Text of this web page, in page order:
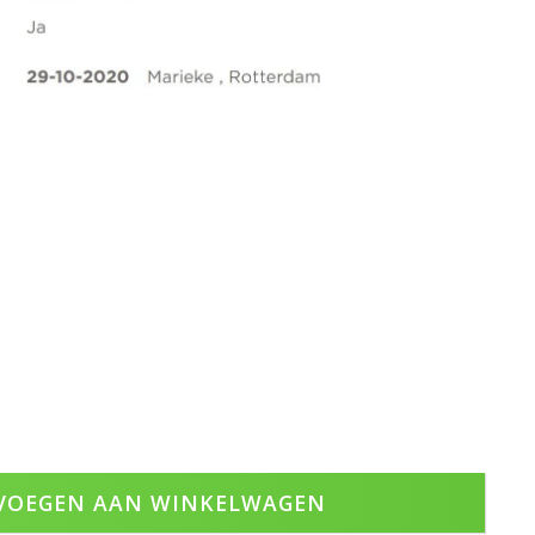
AAN WINKELWAGEN